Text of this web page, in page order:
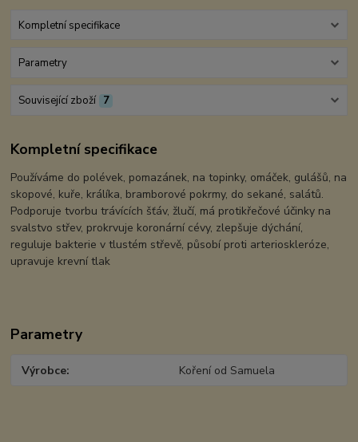
Kompletní specifikace
Parametry
Související zboží 7
Kompletní specifikace
Používáme do polévek, pomazánek, na topinky, omáček, gulášů, na
skopové, kuře, králíka, bramborové pokrmy, do sekané, salátů.
Podporuje tvorbu trávících šťáv, žlučí, má protikřečové účinky na
svalstvo střev, prokrvuje koronární cévy, zlepšuje dýchání,
reguluje bakterie v tlustém střevě, působí proti arterioskleróze,
upravuje krevní tlak
Parametry
Výrobce Koření od Samuela